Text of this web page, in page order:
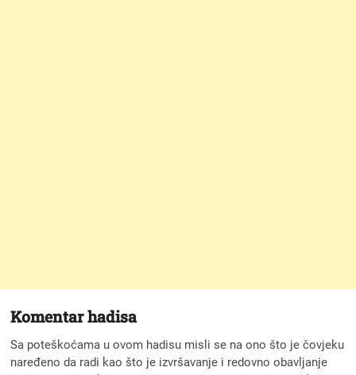
Komentar hadisa
Sa poteškoćama u ovom hadisu misli se na ono što je čovjeku
naređeno da radi kao što je izvršavanje i redovno obavljanje